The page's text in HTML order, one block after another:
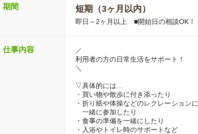
期間 短期（3ヶ月以内）
即日～2ヶ月以上 ■開始日の相談OK！
仕事内容
／
利用者の方の日常生活をサポート！
＼
▽具体的には…
・買い物や散歩に付き添ったり
・折り紙や体操などのレクレーションに
一緒に参加したり
・食事の準備を一緒にしたり
・入浴やトイレ時のサポートなど